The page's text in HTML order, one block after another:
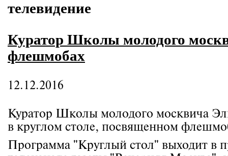
телевидение
Куратор Школы молодого
флешмобах
12.12.2016
Куратор Школы молодого москвича
в круглом столе, посвященном
Программа "Круглый стол" выходит